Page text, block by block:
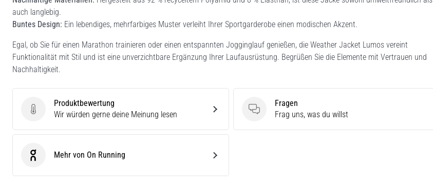
auch langlebig.
Buntes Design: Ein lebendiges, mehrfarbiges Muster verleiht Ihrer Sportgarderobe einen modischen Akzent.
Egal, ob Sie für einen Marathon trainieren oder einen entspannten Jogginglauf genießen, die Weather Jacket Lumos vereint
Funktionalität mit Stil und ist eine unverzichtbare Ergänzung Ihrer Laufausrüstung. Begrüßen Sie die Elemente mit Vertrauen und
Nachhaltigkeit.
Produktbewertung
Produktbewertung
Wir würden gerne deine Meinung lesen
Fragen
Fragen
Frag uns, was du willst
On RunningMehr von On Running